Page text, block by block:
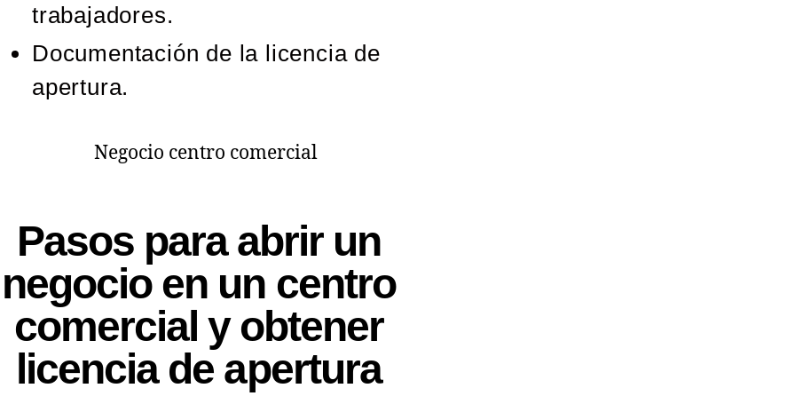
trabajadores.
Documentación de la licencia de
apertura.
Pasos para abrir un
negocio en un centro
comercial y obtener
licencia de apertura